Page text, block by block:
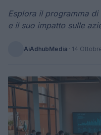
Esplora il programma
e il suo impatto sulle
AiAdhubMedia · 14